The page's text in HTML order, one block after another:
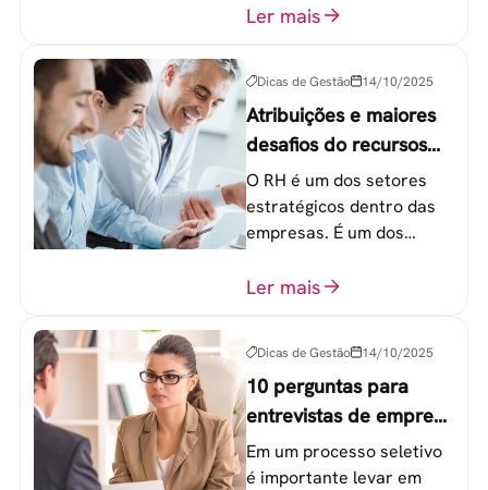
colaboradores na faixa de
Ler mais
Dicas de Gestão 14/10/2025
Atribuições e maiores
desafios do recursos
humanos em uma
empresa
O RH é um dos setores
estratégicos dentro das
empresas. É um dos
o atingimento das metas
Ler mais
Dicas de Gestão 14/10/2025
10 perguntas para
entrevistas de emprego
que recrutadores não
devem fazer
Em um processo seletivo
é importante levar em